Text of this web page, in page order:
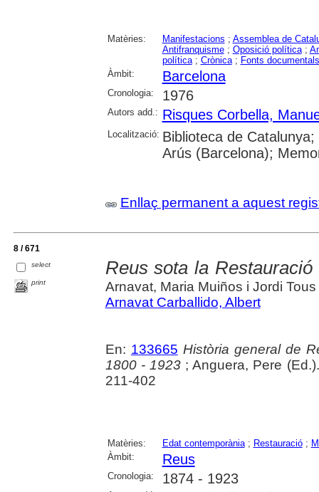
Matèries: Manifestacions ; Assemblea de
Antifranquisme; Oposició política;
política; Crònica; Fonts documentals
Àmbit:
Barcelona
Cronologia: 1976
Autors add.: Risques Corbella,
Localització: Biblioteca de
Arús (Barcelona);
Enllaç permanent a aquest
8 / 671
select
print
Reus sota la
Arnavat, Maria Muiños i Jordi Tous
Arnavat Carballido, Albert
En: 133665 Història general de
1800 - 1923; Anguera, Pere
211-402
Matèries: Edat contemporània; Restauració;
Àmbit:
Reus
Cronologia: 1874 - 1923